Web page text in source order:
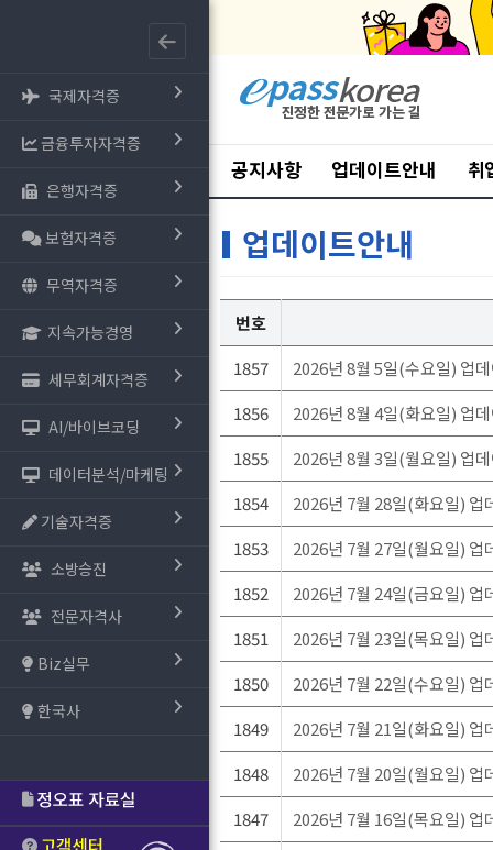
국제자격증
금융투자자격증
은행자격증
보험자격증
무역자격증
지속가능경영
세무회계자격증
AI/바이브코딩
데이터분석/마케팅
기술자격증
소방승진
전문자격사
Biz실무
한국사
공지사항 업데이트안내 취
업데이트안내
번호
1857
2026년 8월 5일(수요일) 업
1856
2026년 8월 4일(화요일) 업
1855
2026년 8월 3일(월요일) 업
1854
2026년 7월 28일(화요일) 업
1853
2026년 7월 27일(월요일) 업
1852
2026년 7월 24일(금요일) 업
1851
2026년 7월 23일(목요일) 업
1850
2026년 7월 22일(수요일) 업
1849
2026년 7월 21일(화요일) 업
1848
2026년 7월 20일(월요일) 업
1847
2026년 7월 16일(목요일) 업